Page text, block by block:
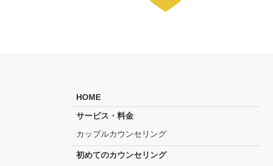
HOME
サービス・料金
カップルカウンセリング
初めてのカウンセリング